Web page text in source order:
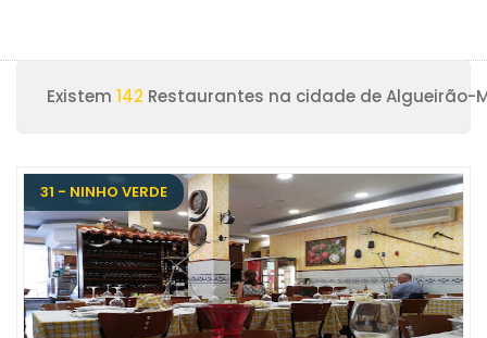
Existem 142 Restaurantes na cidade de Algueirão-
31 - NINHO VERDE